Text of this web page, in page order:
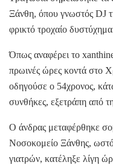
Ξάνθη, όπου γνωστός DJ
φρικτό τροχαίο
Όπως αναφέρει το
πρωινές ώρες κοντά στο
οδηγούσε ο 54χρονος,
συνθήκες, εξετράπη από
Ο άνδρας μεταφέρθηκε
Νοσοκομείο Ξάνθης,
γιατρών, κατέληξε λίγη